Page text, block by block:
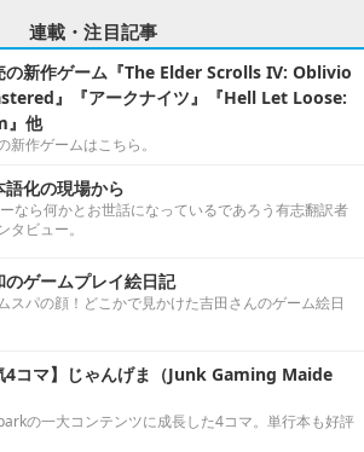
連載・注目記事
の新作ゲーム『The Elder Scrolls IV: Oblivio
』『アークナイツ』『Hell Let Loose:
』他
新作ゲームはこちら。
語化の現場から
なら何かとお世話になっているであろう有志翻訳者
タビュー。
のゲームプレイ絵日記
スパの顔！どこかで見かけた吉田さんのゲーム絵日
4コマ】じゃんげま（Junk Gaming Maide
の一大コンテンツに成長した4コマ。単行本も好評